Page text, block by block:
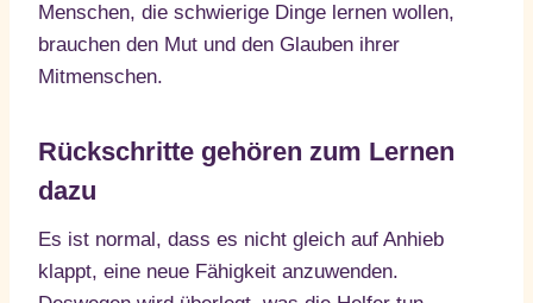
Menschen, die schwierige Dinge lernen wollen,
brauchen den Mut und den Glauben ihrer
Mitmenschen.
Rückschritte gehören zum Lernen
dazu
Es ist normal, dass es nicht gleich auf Anhieb
klappt, eine neue Fähigkeit anzuwenden.